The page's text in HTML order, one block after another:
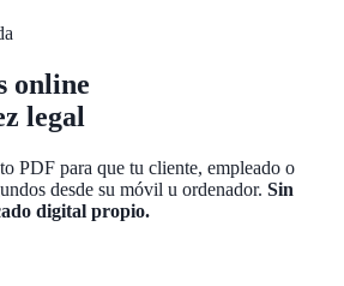
online
legal
PDF para que tu cliente, empleado o
desde su móvil u ordenador. Sin
digital propio.